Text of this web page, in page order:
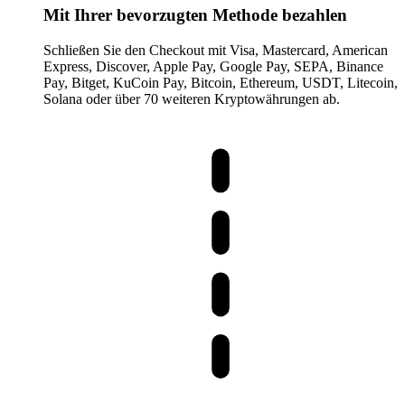
Mit Ihrer bevorzugten Methode bezahlen
Schließen Sie den Checkout mit Visa, Mastercard, American
Express, Discover, Apple Pay, Google Pay, SEPA, Binance
Pay, Bitget, KuCoin Pay, Bitcoin, Ethereum, USDT, Litecoin,
Solana oder über 70 weiteren Kryptowährungen ab.